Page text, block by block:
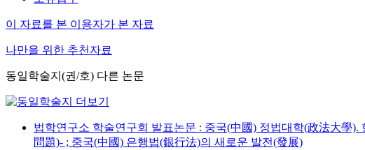
이 자료를 본 이용자가 본 자료
나만을 위한 추천자료
동일학술지(권/호) 다른 논문
법학연구소 학술연구회 발표논문 : 중국(中國) 정법대학(政法大學
問題)- ; 중국(中國) 은행법(銀行法)의 새로운 발전(發展)